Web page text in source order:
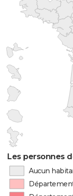
Les personnes
Aucun